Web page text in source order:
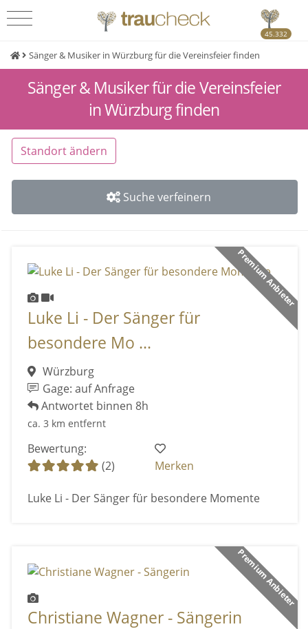
45.332
Sänger & Musiker in Würzburg für die Vereinsfeier finden
Sänger & Musiker für die Vereinsfeier
in Würzburg finden
Standort ändern
Suche verfeinern
Premium Anbieter
Luke Li - Der Sänger für
besondere Mo ...
Würzburg
Gage: auf Anfrage
Antwortet binnen 8h
ca. 3 km entfernt
Bewertung:
(2)
Merken
Luke Li - Der Sänger für besondere Momente
Premium Anbieter
Christiane Wagner - Sängerin